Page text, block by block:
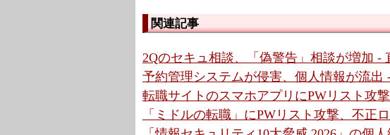
関連記事
2Qのセキュ相談、「偽警告」相談が増加 -
予約管理システムが侵害、個人情報が流出
転職サイトのスマホアプリにPWリスト攻
「ミドルの転職」にPWリスト攻撃、不正